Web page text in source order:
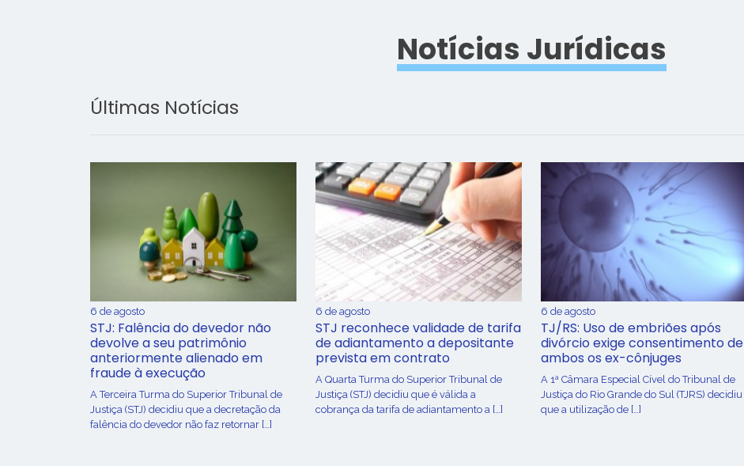
Notícias Jurídicas
Últimas Notícias
6 de agosto
STJ: Falência do devedor não
devolve a seu patrimônio
anteriormente alienado em
fraude à execução
A Terceira Turma do Superior Tribunal de
Justiça (STJ) decidiu que a decretação da
falência do devedor não faz retornar […]
6 de agosto
STJ reconhece validade de tarifa
de adiantamento a depositante
prevista em contrato
A Quarta Turma do Superior Tribunal de
Justiça (STJ) decidiu que é válida a
cobrança da tarifa de adiantamento a […]
6 de agosto
TJ/RS: Uso de embriões após
divórcio exige consentimento de
ambos os ex-cônjuges
A 1ª Câmara Especial Cível do Tribunal de
Justiça do Rio Grande do Sul (TJRS) decidiu
que a utilização de […]